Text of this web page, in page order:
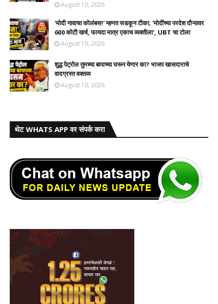
August 10, 2026
'मोदी नावाचा कोलंबस!' म्हणत सडकून टीका; 'मोदींच्या परदेश दौऱ्यावर
600 कोटी खर्च, फायदा मात्र एकाच व्यक्तीला', UBT चा टोला
August 10, 2026
शुद्ध पेट्रोल तुमच्या बापाच्या घरून येणार का? भाजप खासदाराचे
वादग्रस्त वक्तव्य
August 10, 2026
थेट WHATS APP वर संपर्क करा